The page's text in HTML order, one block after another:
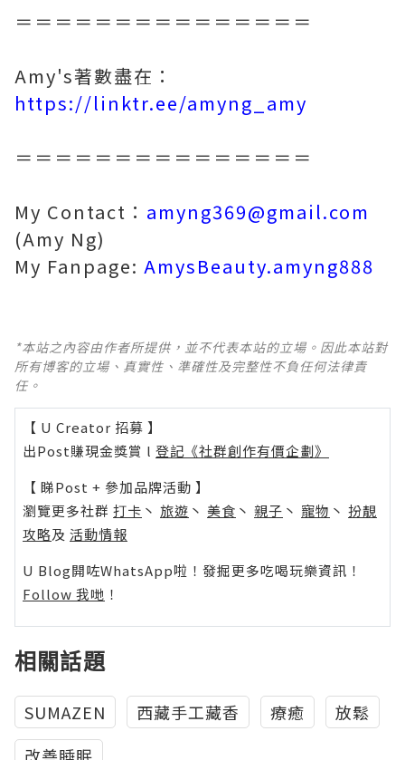
＝＝＝＝＝＝＝＝＝＝＝＝＝＝＝
Amy's著數盡在：
https://linktr.ee/amyng_amy
＝＝＝＝＝＝＝＝＝＝＝＝＝＝＝
My Contact： amyng369@gmail.com
(Amy Ng)
My Fanpage: AmysBeauty.amyng888
*本站之內容由作者所提供，並不代表本站的立場。因此本站對
所有博客的立場、真實性、準確性及完整性不負任何法律責
任。
【 U Creator 招募 】
出Post賺現金獎賞 l 登記《社群創作有價企劃》
【 睇Post + 參加品牌活動 】
瀏覽更多社群 打卡 丶 旅遊 丶 美食 丶 親子 丶 寵物 丶 扮靚
攻略及 活動情報
U Blog開咗WhatsApp啦！發掘更多吃喝玩樂資訊！
Follow 我哋 ！
相關話題
SUMAZEN 西藏手工藏香 療癒
放鬆
改善睡眠